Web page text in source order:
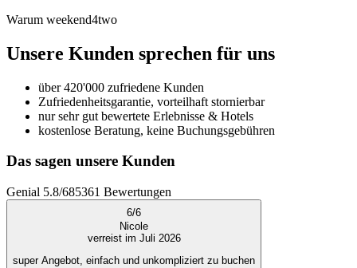
Warum weekend4two
Unsere Kunden sprechen für uns
über 420'000 zufriedene Kunden
Zufriedenheitsgarantie, vorteilhaft stornierbar
nur sehr gut bewertete Erlebnisse & Hotels
kostenlose Beratung, keine Buchungsgebühren
Das sagen unsere Kunden
Genial 5.8/685361 Bewertungen
6/6
Nicole
verreist im Juli 2026
super Angebot, einfach und unkompliziert zu buchen